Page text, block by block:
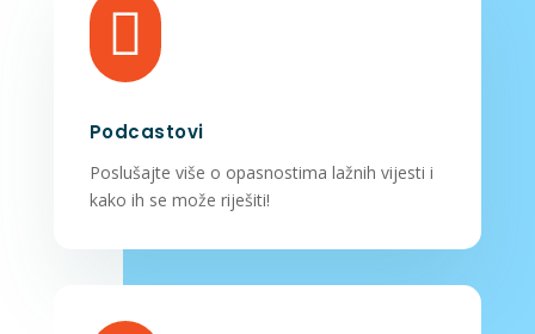

Podcastovi
Poslušajte više o opasnostima lažnih vijesti i
kako ih se može riješiti!